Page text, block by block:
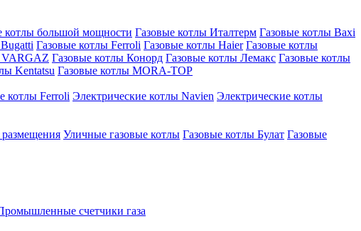
котлы большой мощности Газовые котлы Италтерм Газовые котлы Baxi
Газовые котлы Ferroli Газовые котлы Haier Газовые котлы
VARGAZ Газовые котлы Конорд Газовые котлы Лемакс Газовые котлы
Kentatsu Газовые котлы MORA-TOP
котлы Ferroli Электрические котлы Navien Электрические котлы
Уличные газовые котлы Газовые котлы Булат Газовые
счетчики газа